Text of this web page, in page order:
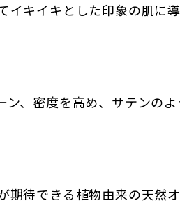
イキイキとした印象の肌に
、密度を高め、サテンの
待できる植物由来の天然オ